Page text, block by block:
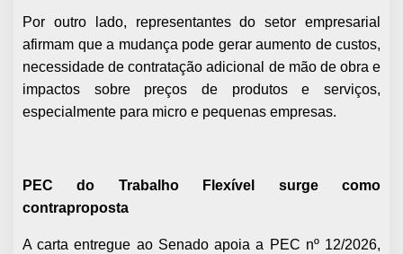
Por outro lado, representantes do setor empresarial
afirmam que a mudança pode gerar aumento de custos,
necessidade de contratação adicional de mão de obra e
impactos sobre preços de produtos e serviços,
especialmente para micro e pequenas empresas.
PEC do Trabalho Flexível surge como
contraproposta
A carta entregue ao Senado apoia a PEC nº 12/2026,